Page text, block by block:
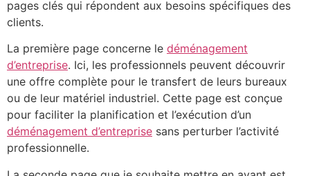
pages clés qui répondent aux besoins spécifiques des
clients.
La première page concerne le déménagement
d’entreprise. Ici, les professionnels peuvent découvrir
une offre complète pour le transfert de leurs bureaux
ou de leur matériel industriel. Cette page est conçue
pour faciliter la planification et l’exécution d’un
déménagement d’entreprise sans perturber l’activité
professionnelle.